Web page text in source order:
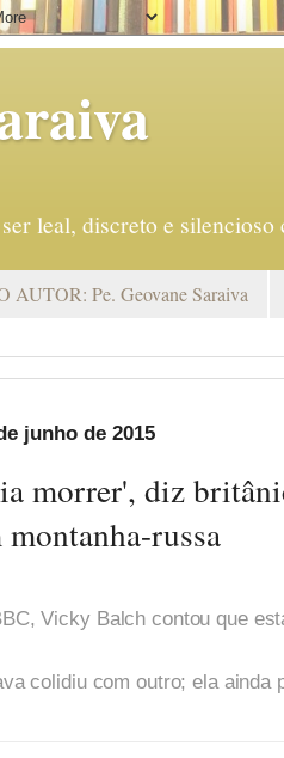
leal, discreto e
AUTOR: Pe. Geovane Saraiva
junho de 2015
morrer', diz
russa
Vicky Balch contou que
colidiu com outro; ela ainda